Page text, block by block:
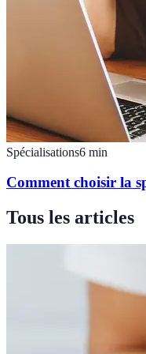
Spécialisations6 min
Comment choisir la
Tous les articles